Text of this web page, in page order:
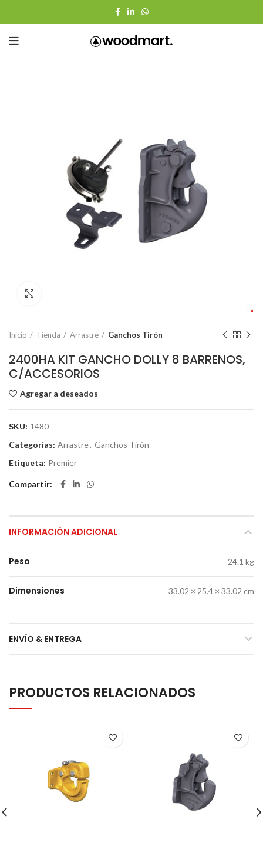
Inicio Tienda Arrastre Ganchos Tirón
2400HA KIT GANCHO DOLLY 8 BARRENOS,
C/ACCESORIOS
Agregar a deseados
SKU: 1480
Categorías: Arrastre, Ganchos Tirón
Etiqueta: Premier
Compartir
INFORMACIÓN ADICIONAL
Peso 24.1 kg
Dimensiones 33.02 × 25.4 × 33.02 cm
ENVÍO & ENTREGA
PRODUCTOS RELACIONADOS